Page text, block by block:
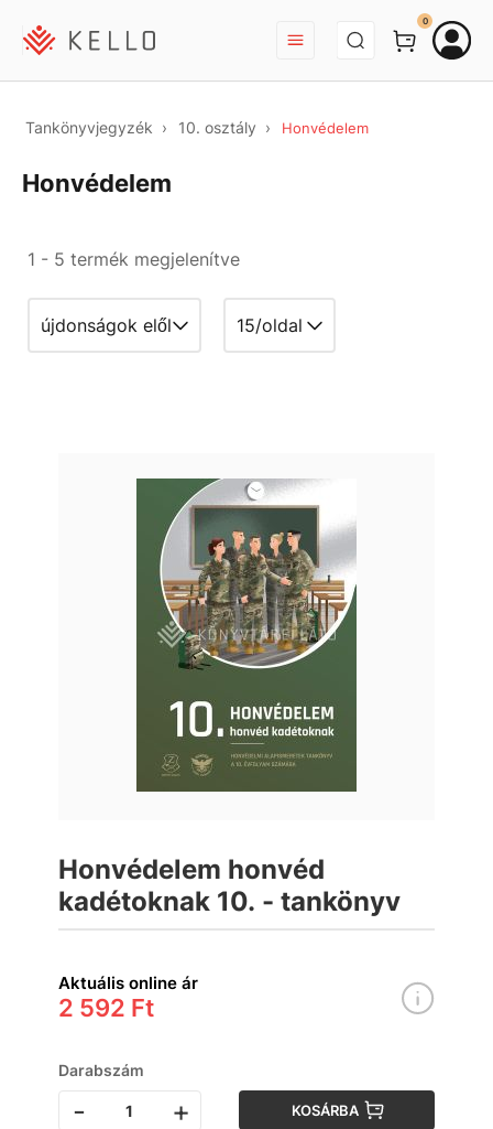
BEJELENTKEZÉS
0
Tankönyvjegyzék 10. osztály Honvédelem
Honvédelem
1 - 5 termék megjelenítve
Honvédelem honvéd
kadétoknak 10. - tankönyv
Aktuális online ár
2 592 Ft
Darabszám
- + KOSÁRBA